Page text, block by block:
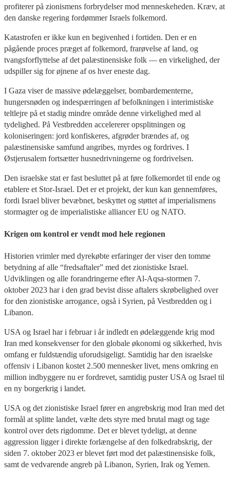
profiterer på zionismens forbrydelser mod menneskeheden. Kræv, at
den danske regering fordømmer Israels folkemord.
Katastrofen er ikke kun en begivenhed i fortiden. Den er en
pågående proces præget af folkemord, frarøvelse af land, og
tvangsforflyttelse af det palæstinensiske folk — en virkelighed, der
udspiller sig for øjnene af os hver eneste dag.
I Gaza viser de massive ødelæggelser, bombardementerne,
hungersnøden og indespærringen af befolkningen i interimistiske
teltlejre på et stadig mindre område denne virkelighed med al
tydelighed. På Vestbredden accelererer opsplitningen og
koloniseringen: jord konfiskeres, afgrøder brændes af, og
palæstinensiske samfund angribes, myrdes og fordrives. I
Østjerusalem fortsætter husnedrivningerne og fordrivelsen.
Den israelske stat er fast besluttet på at føre folkemordet til ende og
etablere et Stor-Israel. Det er et projekt, der kun kan gennemføres,
fordi Israel bliver bevæbnet, beskyttet og støttet af imperialismens
stormagter og de imperialistiske alliancer EU og NATO.
Krigen om kontrol er vendt mod hele regionen
Historien vrimler med dyrekøbte erfaringer der viser den tomme
betydning af alle “fredsaftaler” med det zionistiske Israel.
Udviklingen og alle forandringerne efter Al-Aqsa-stormen 7.
oktober 2023 har i den grad bevist disse aftalers skrøbelighed over
for den zionistiske arrogance, også i Syrien, på Vestbredden og i
Libanon.
USA og Israel har i februar i år indledt en ødelæggende krig mod
Iran med konsekvenser for den globale økonomi og sikkerhed, hvis
omfang er fuldstændig uforudsigeligt. Samtidig har den israelske
offensiv i Libanon kostet 2.500 mennesker livet, mens omkring en
million indbyggere nu er fordrevet, samtidig puster USA og Israel til
en ny borgerkrig i landet.
USA og det zionistiske Israel fører en angrebskrig mod Iran med det
formål at splitte landet, vælte dets styre med brutal magt og tage
kontrol over dets rigdomme. Det er blevet tydeligt, at denne
aggression ligger i direkte forlængelse af den folkedrabskrig, der
siden 7. oktober 2023 er blevet ført mod det palæstinensiske folk,
samt de vedvarende angreb på Libanon, Syrien, Irak og Yemen.